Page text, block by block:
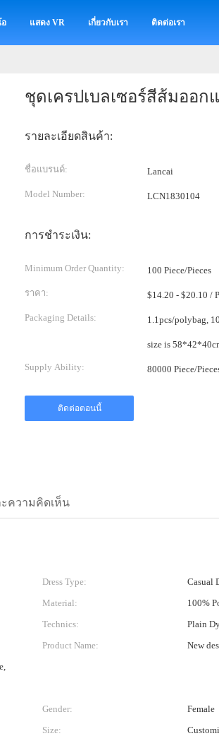
อ แสดง VR เกี่ยวกับเรา ติดต่อเรา
ชุดเครปเบลเซอร์สีส้มออก
รายละเอียดสินค้า:
ชื่อแบรนด์: Lancai
Model Number: LCN1830104
การชำระเงิน:
Minimum Order Quantity: 100 Piece/Pieces
ราคา:
Packaging Details: 1.1pcs/polybag, 10bag/
Supply Ability:
ติดต่อตอนนี้
ความคิดเห็น
Dress Type:
Casual
Material:
100%
Technics:
Plain
Product Name: New
Gender:
Female
Size: